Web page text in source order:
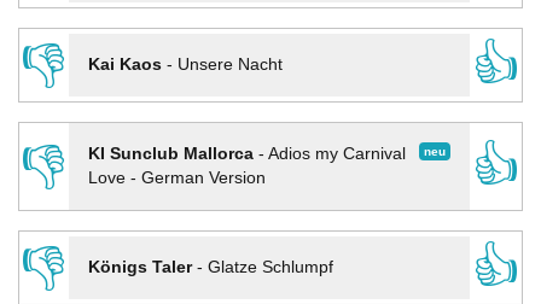
👎
Kai Kaos- Unsere Nacht
👍
👎
neu
KI Sunclub Mallorca- Adios my Carnival
Love - German Version
👍
👎
Königs Taler- Glatze Schlumpf
👍